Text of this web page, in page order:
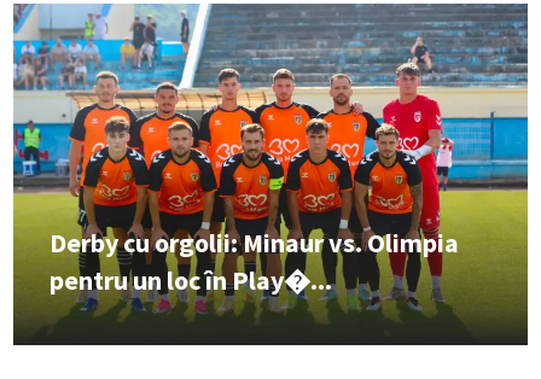
Derby cu orgolii: Minaur vs. Olimpia
pentru un loc în Play�...